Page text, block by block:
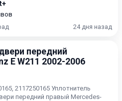
24 дня назад
передний
E W211 2002-2006
2117250165 Уплотнитель
передний правый Mercedes-